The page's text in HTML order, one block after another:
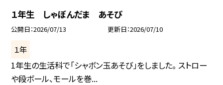
１年生 しゃぼんだま あそび
公開日 2026/07/13 更新日 2026/07/10
１年
1年生の生活科で「シャボン玉あそび」をしました。 ストロー
や段ボール、モールを巻...